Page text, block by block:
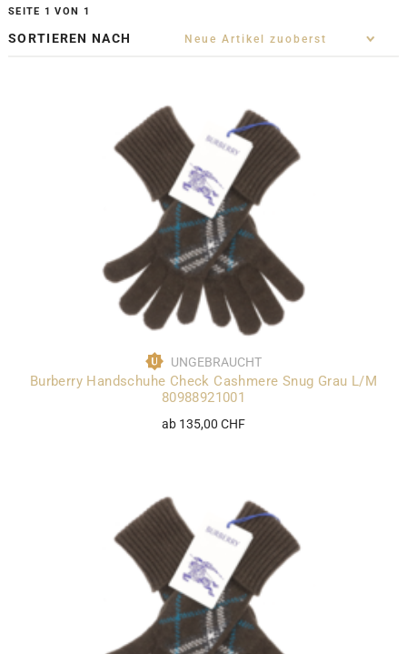
SEITE 1 VON 1
SORTIEREN NACH
UNGEBRAUCHT
Burberry Handschuhe Check Cashmere Snug Grau L/M
80988921001
ab 135,00 CHF